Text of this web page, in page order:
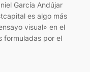
García Andújar
es algo más
visual» en el
formuladas por el